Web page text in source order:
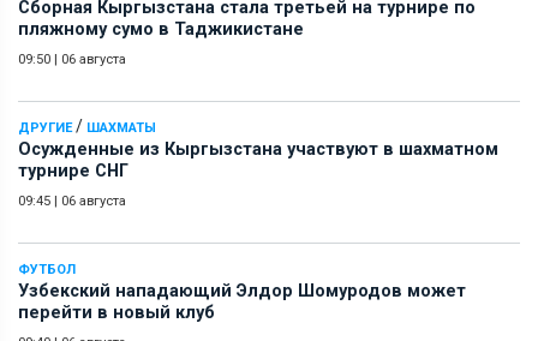
Сборная Кыргызстана стала третьей на турнире по
пляжному сумо в Таджикистане
09:50 | 06 августа
ДРУГИЕ/ ШАХМАТЫ
Осужденные из Кыргызстана участвуют в шахматном
турнире СНГ
09:45 | 06 августа
ФУТБОЛ
Узбекский нападающий Элдор Шомуродов может
перейти в новый клуб